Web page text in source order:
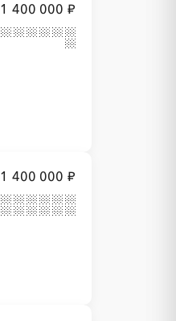
1 400 000 ₽
1 400 000 ₽